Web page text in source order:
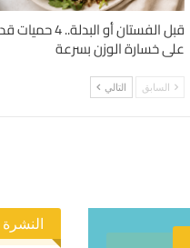
قبل الفستان أو
على خسارة الوزن بسرعة
السابق التالي
النشرة